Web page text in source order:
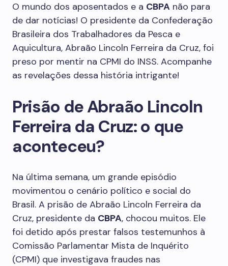
O mundo dos aposentados e a CBPA não para
de dar notícias! O presidente da Confederação
Brasileira dos Trabalhadores da Pesca e
Aquicultura, Abraão Lincoln Ferreira da Cruz, foi
preso por mentir na CPMI do INSS. Acompanhe
as revelações dessa história intrigante!
Prisão de Abraão Lincoln
Ferreira da Cruz: o que
aconteceu?
Na última semana, um grande episódio
movimentou o cenário político e social do
Brasil. A prisão de Abraão Lincoln Ferreira da
Cruz, presidente da CBPA, chocou muitos. Ele
foi detido após prestar falsos testemunhos à
Comissão Parlamentar Mista de Inquérito
(CPMI) que investigava fraudes nas